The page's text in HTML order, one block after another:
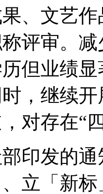
、文艺
评审。
但业绩
，继续
对存在“
印发的
立「新